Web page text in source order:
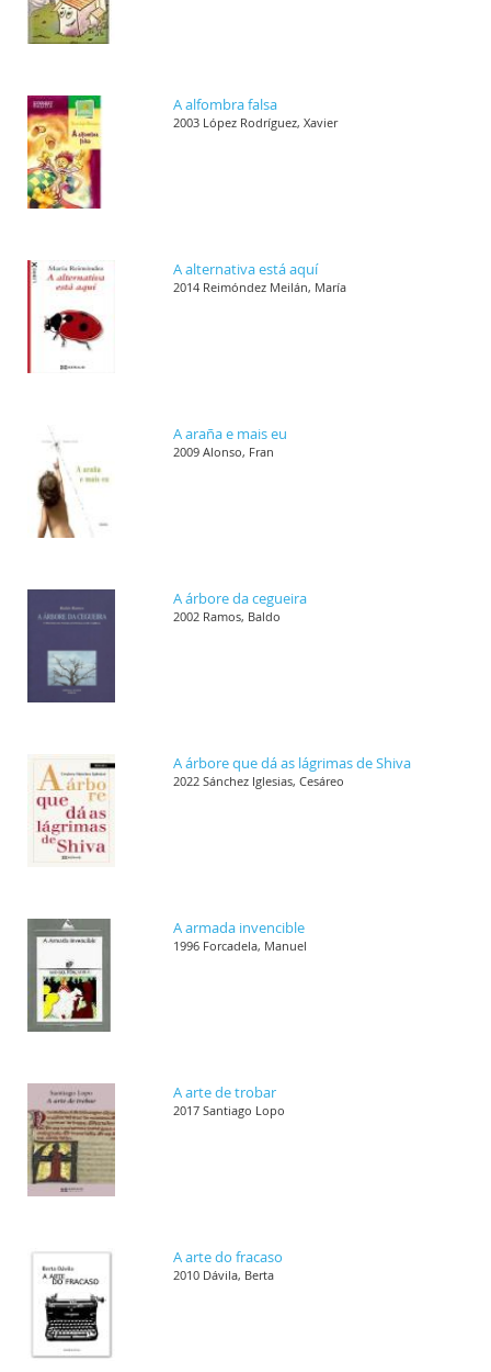
A alfombra falsa
2003 López Rodríguez, Xavier
A alternativa está aquí
2014 Reimóndez Meilán, María
A araña e mais eu
2009 Alonso, Fran
A árbore da cegueira
2002 Ramos, Baldo
A árbore que dá as lágrimas de Shiva
2022 Sánchez Iglesias, Cesáreo
A armada invencible
1996 Forcadela, Manuel
A arte de trobar
2017 Santiago Lopo
A arte do fracaso
2010 Dávila, Berta